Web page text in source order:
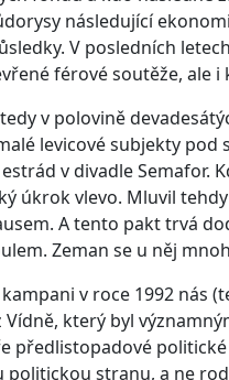
následující
V posledních
férové soutěže, ale
v polovině
levicové subjekty
v divadle Semafor.
úkrok vlevo. Mluvil
A tento pakt trvá
Zeman se u něj
v roce 1992 nás
který byl
předlistopadové
politickou stranu, a ne